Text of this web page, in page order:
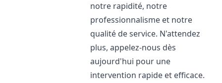
notre rapidité, notre
professionnalisme et notre
qualité de service. N'attendez
plus, appelez-nous dès
aujourd'hui pour une
intervention rapide et efficace.